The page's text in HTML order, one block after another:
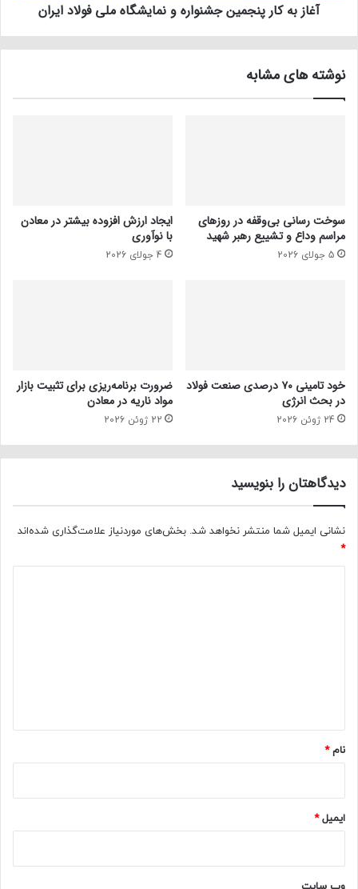
آغاز به کار پنجمین جشنواره و نمایشگاه ملی فولاد ایران
نوشته های مشابه
سوخت رسانی بی‌وقفه در روز‌های
مراسم وداع و تشییع رهبر شهید
5 جولای 2026
ایجاد ارزش افزوده بیشتر در معادن
با نوآوری
4 جولای 2026
خود تامینی ۷۰ درصدی صنعت فولاد
در بحث انرژی
24 ژوئن 2026
ضرورت برنامه‌ریزی برای تثبیت بازار
مواد ناریه در معادن
22 ژوئن 2026
دیدگاهتان را بنویسید
نشانی ایمیل شما منتشر نخواهد شد. بخش‌های موردنیاز علامت‌گذاری شده‌اند
*
نام*
ایمیل*